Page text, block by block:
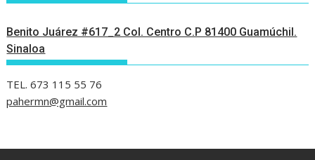
Benito Juárez #617_2 Col. Centro C.P 81400 Guamúchil.
Sinaloa
TEL. 673 115 55 76
pahermn@gmail.com